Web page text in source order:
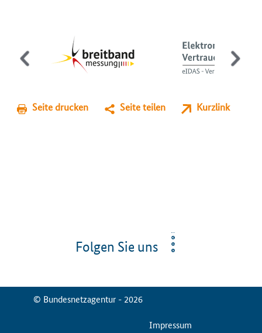
Seite drucken Seite teilen Kurzlink
Folgen Sie uns
© Bundesnetzagentur - 2026
ServiceMenuImpressum